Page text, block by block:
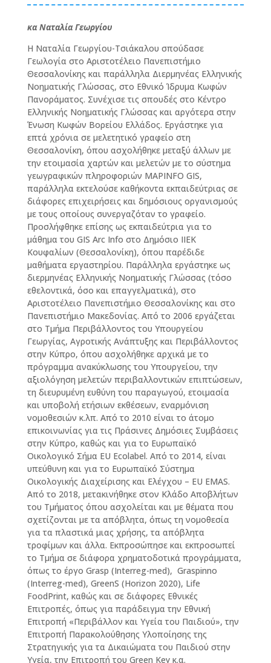
κα Ναταλία Γεωργίου
Η Ναταλία Γεωργίου-Τσιάκαλου σπούδασε
Γεωλογία στο Αριστοτέλειο Πανεπιστήμιο
Θεσσαλονίκης και παράλληλα Διερμηνέας Ελληνικής
Νοηματικής Γλώσσας, στο Εθνικό Ίδρυμα Κωφών
Πανοράματος. Συνέχισε τις σπουδές στο Κέντρο
Ελληνικής Νοηματικής Γλώσσας και αργότερα στην
Ένωση Κωφών Βορείου Ελλάδος. Εργάστηκε για
επτά χρόνια σε μελετητικό γραφείο στη
Θεσσαλονίκη, όπου ασχολήθηκε μεταξύ άλλων με
την ετοιμασία χαρτών και μελετών με το σύστημα
γεωγραφικών πληροφοριών MAPINFO GIS,
παράλληλα εκτελούσε καθήκοντα εκπαιδεύτριας σε
διάφορες επιχειρήσεις και δημόσιους οργανισμούς
με τους οποίους συνεργαζόταν το γραφείο.
Προσλήφθηκε επίσης ως εκπαιδεύτρια για το
μάθημα του GIS Arc Info στο Δημόσιο ΙΙΕΚ
Κουφαλίων (Θεσσαλονίκη), όπου παρέδιδε
μαθήματα εργαστηρίου. Παράλληλα εργάστηκε ως
διερμηνέας Ελληνικής Νοηματικής Γλώσσας (τόσο
εθελοντικά, όσο και επαγγελματικά), στο
Αριστοτέλειο Πανεπιστήμιο Θεσσαλονίκης και στο
Πανεπιστήμιο Μακεδονίας. Από το 2006 εργάζεται
στο Τμήμα Περιβάλλοντος του Υπουργείου
Γεωργίας, Αγροτικής Ανάπτυξης και Περιβάλλοντος
στην Κύπρο, όπου ασχολήθηκε αρχικά με το
πρόγραμμα ανακύκλωσης του Υπουργείου, την
αξιολόγηση μελετών περιβαλλοντικών επιπτώσεων,
τη διευρυμένη ευθύνη του παραγωγού, ετοιμασία
και υποβολή ετήσιων εκθέσεων, εναρμόνιση
νομοθεσιών κ.λπ. Από το 2010 είναι το άτομο
επικοινωνίας για τις Πράσινες Δημόσιες Συμβάσεις
στην Κύπρο, καθώς και για το Ευρωπαϊκό
Οικολογικό Σήμα EU Ecolabel. Από το 2014, είναι
υπεύθυνη και για το Ευρωπαϊκό Σύστημα
Οικολογικής Διαχείρισης και Ελέγχου – EU EMAS.
Από το 2018, μετακινήθηκε στον Κλάδο Αποβλήτων
του Τμήματος όπου ασχολείται και με θέματα που
σχετίζονται με τα απόβλητα, όπως τη νομοθεσία
για τα πλαστικά μιας χρήσης, τα απόβλητα
τροφίμων και άλλα. Εκπροσώπησε και εκπροσωπεί
το Τμήμα σε διάφορα χρηματοδοτικά προγράμματα,
όπως το έργο Grasp (Interreg-med), Graspinno
(Interreg-med), GreenS (Horizon 2020), Life
FoodPrint, καθώς και σε διάφορες Εθνικές
Επιτροπές, όπως για παράδειγμα την Εθνική
Επιτροπή «Περιβάλλον και Υγεία του Παιδιού», την
Επιτροπή Παρακολούθησης Υλοποίησης της
Στρατηγικής για τα Δικαιώματα του Παιδιού στην
Υγεία, την Επιτροπή του Green Key κ.α.